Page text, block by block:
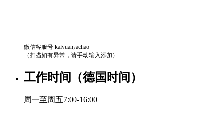
微信客服号 kaiyuanyachao
（扫描如有异常，请手动输入添加）
工作时间（德国时间）
周一至周五7:00-16:00